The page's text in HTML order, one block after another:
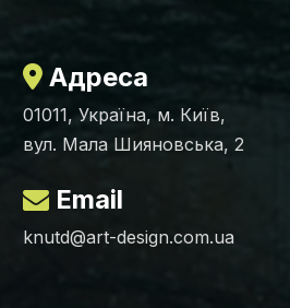
Адреса
01011, Україна, м. Київ,
вул. Мала Шияновська, 2
Email
knutd@art-design.com.ua